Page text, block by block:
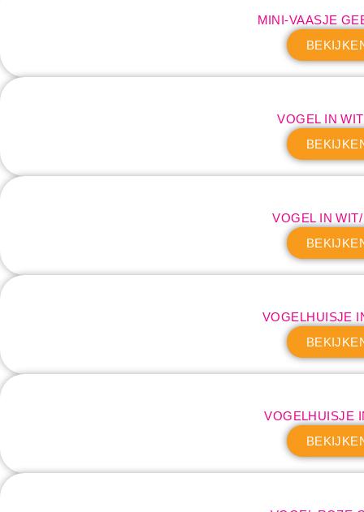
MINI-VAASJE
VOGEL IN
VOGEL IN
VOGELHUISJE
VOGELHUISJE